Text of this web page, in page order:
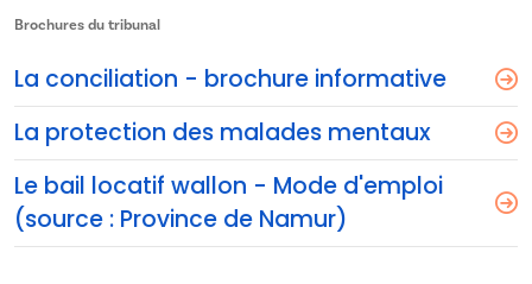
Brochures du tribunal
La conciliation - brochure informative
La protection des malades mentaux
Le bail locatif wallon - Mode d'emploi
(source : Province de Namur)